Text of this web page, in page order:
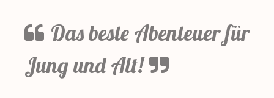
Das beste Abenteuer für
Jung und Alt!